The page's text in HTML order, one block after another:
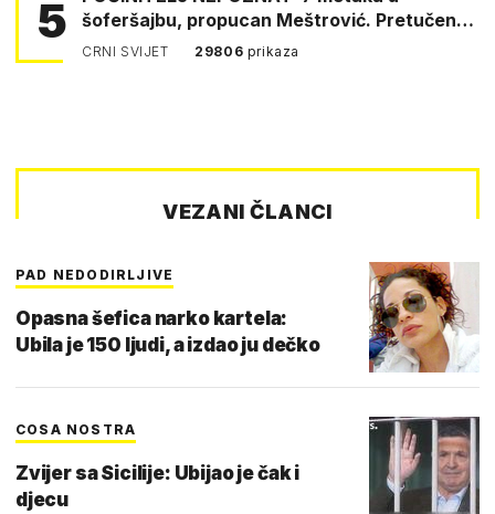
5
šoferšajbu, propucan Meštrović. Pretučen
Pejin
CRNI SVIJET 29806 prikaza
VEZANI ČLANCI
PAD NEDODIRLJIVE
Opasna šefica narko kartela:
Ubila je 150 ljudi, a izdao ju dečko
COSA NOSTRA
Zvijer sa Sicilije: Ubijao je čak i
djecu